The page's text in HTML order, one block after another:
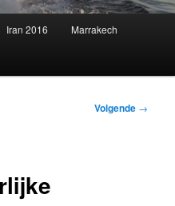
Iran 2016 Marrakech
Volgende →